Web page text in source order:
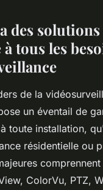
des
tous les
de la
un éventail de
toute installation,
résidentielle ou
ColorVu, PTZ,